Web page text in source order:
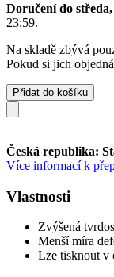
Doručení do
23:59.
Na skladě zbývá
Pokud si jich
Přidat do košíku
Česká republika:
Více informací k
Vlastnosti
Zvýšená
Menší míra
Lze tisknout v